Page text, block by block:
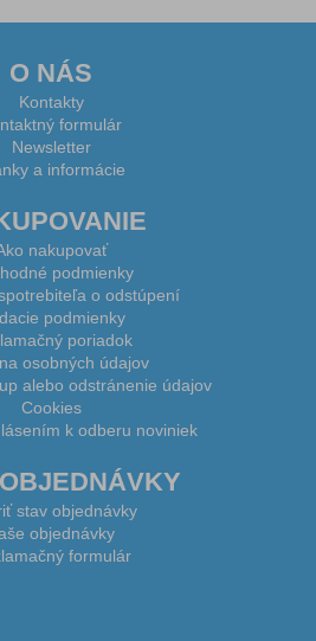
O NÁS
Kontakty
formulár
Newsletter
a informácie
nakupovať
podmienky
o odstúpení
podmienky
poriadok
osobných údajov
alebo odstránenie údajov
Cookies
k odberu noviniek
stav objednávky
objednávky
formulár